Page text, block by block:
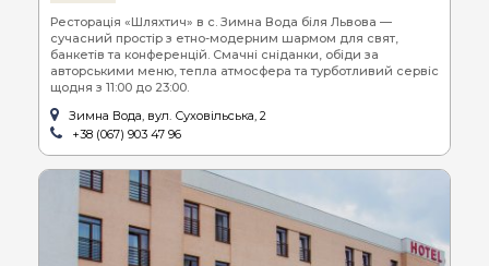
Ресторація «Шляхтич» в с. Зимна Вода біля Львова —
сучасний простір з етно-модерним шармом для свят,
банкетів та конференцій. Смачні сніданки, обіди за
авторськими меню, тепла атмосфера та турботливий сервіс
щодня з 11:00 до 23:00.
Зимна Вода, вул. Суховільська, 2
+38 (067) 903 47 96